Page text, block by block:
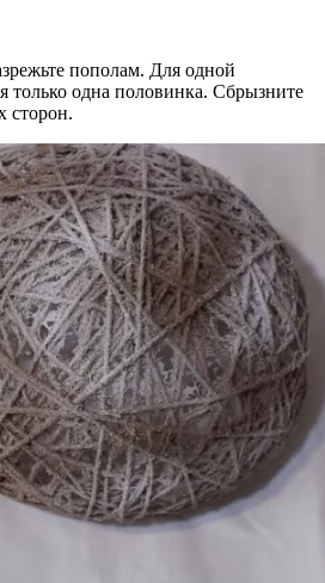
пополам. Для одной
только одна половинка. Сбрызните
сторон.